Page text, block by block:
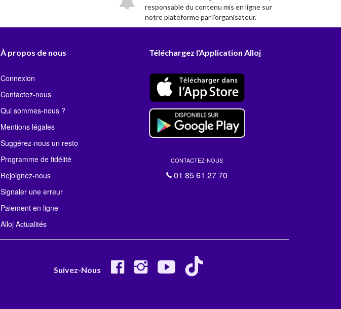
responsable du contenu mis en ligne sur
notre plateforme par l'organisateur.
À propos de nous
Connexion
Contactez-nous
Qui sommes-nous ?
Mentions légales
Suggérez-nous un resto
Programme de fidélité
Rejoignez-nous
Signaler une erreur
Paiement en ligne
Alloj Actualités
Téléchargez l'Application Alloj
CONTACTEZ-NOUS
01 85 61 27 70
Suivez-Nous